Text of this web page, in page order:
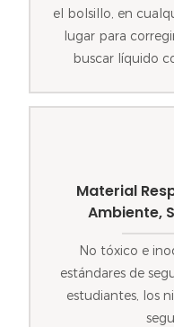
el bolsillo, en
lugar para
buscar líquido
Material
Ambiente,
No tóxico e
estándares de
estudiantes, los